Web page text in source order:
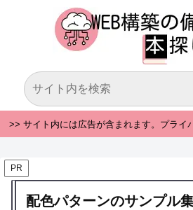
>> サイト内には広告が含まれます。プラ
PR
配色パターンのサンプル